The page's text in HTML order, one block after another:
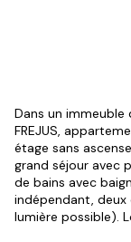
Dans un immeuble
FREJUS,
étage sans
grand séjour avec
de bains avec
indépendant, deux
lumière possible).